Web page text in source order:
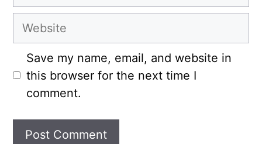
Website
Save my name, email, and website in
this browser for the next time I
comment.